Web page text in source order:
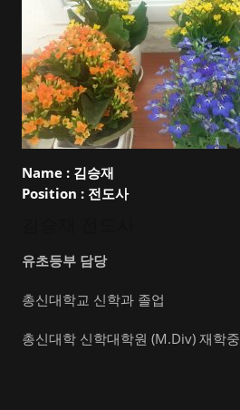
Name : 김승재
Position : 전도사
유초등부 담당
총신대학교 신학과 졸업
총신대학 신학대학원 (M.Div) 재학중